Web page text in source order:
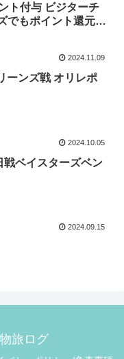
ト付与 ビジターチ
でもポイント還元あ
2024.11.09
ーンズ戦 オリレポ
2024.10.05
戦ベイスターズベン
2024.09.15
旅ログ